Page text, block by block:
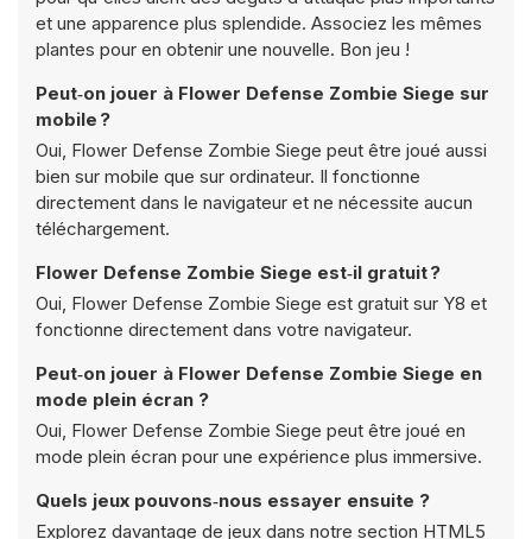
et une apparence plus splendide. Associez les mêmes
plantes pour en obtenir une nouvelle. Bon jeu !
Peut‑on jouer à Flower Defense Zombie Siege sur
mobile ?
Oui, Flower Defense Zombie Siege peut être joué aussi
bien sur mobile que sur ordinateur. Il fonctionne
directement dans le navigateur et ne nécessite aucun
téléchargement.
Flower Defense Zombie Siege est‑il gratuit ?
Oui, Flower Defense Zombie Siege est gratuit sur Y8 et
fonctionne directement dans votre navigateur.
Peut‑on jouer à Flower Defense Zombie Siege en
mode plein écran ?
Oui, Flower Defense Zombie Siege peut être joué en
mode plein écran pour une expérience plus immersive.
Quels jeux pouvons‑nous essayer ensuite ?
Explorez davantage de jeux dans notre section HTML5